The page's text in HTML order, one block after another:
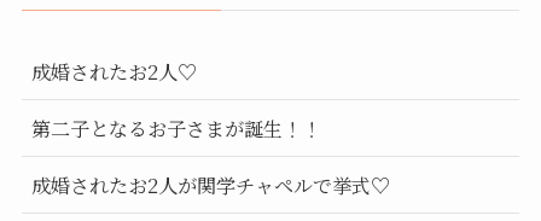
成婚されたお2人♡
第二子となるお子さまが誕生！！
成婚されたお2人が関学チャペルで挙式♡